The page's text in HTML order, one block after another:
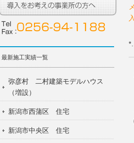
最新施工実績一覧
弥彦村 二村建築モデルハウス
（増設）
新潟市西蒲区 住宅
新潟市中央区 住宅